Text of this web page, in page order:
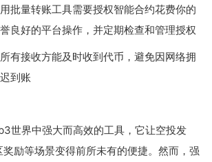
批量转账工具需要授权智能合约花费你的
良好的平台操作，并定期检查和管理授权
有接收方能及时收到代币，避免因网络拥
到账
世界中强大而高效的工具，它让空投发
励等场景变得前所未有的便捷。然而，强